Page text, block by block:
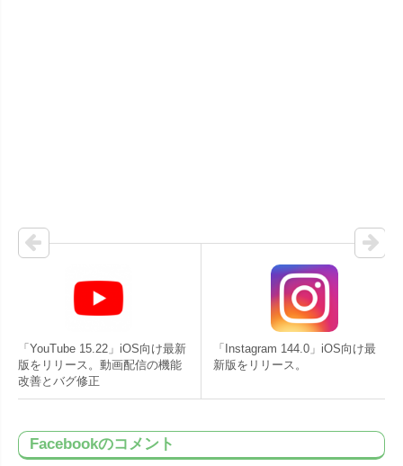
「YouTube 15.22」iOS向け最新
版をリリース。動画配信の機能
改善とバグ修正
「Instagram 144.0」iOS向け最
新版をリリース。
Facebookのコメント